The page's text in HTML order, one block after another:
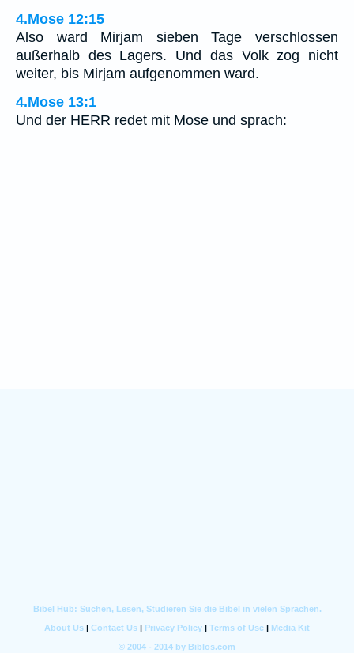
4.Mose 12:15
Also ward Mirjam sieben Tage verschlossen
außerhalb des Lagers. Und das Volk zog nicht
weiter, bis Mirjam aufgenommen ward.
4.Mose 13:1
Und der HERR redet mit Mose und sprach: